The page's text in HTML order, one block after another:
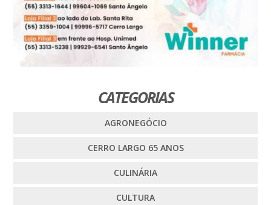
CATEGORIAS
AGRONEGÓCIO
CERRO LARGO 65 ANOS
CULINÁRIA
CULTURA